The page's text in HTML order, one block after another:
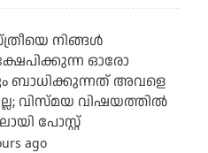
നിങ്ങള്‍
ഓരോ
ബാധിക്കുന്നത് അവളെ
വിസ്മയ വിഷയത്തില്‍
പോസ്റ്റ്
ago